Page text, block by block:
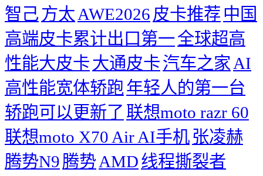
智己 方太 AWE2026 皮卡推荐 中国
高端皮卡累计出口第一全球超高
性能大皮卡大通皮卡汽车之家 AI
高性能宽体轿跑年轻人的第一台
轿跑可以更新了 联想moto razr 60
联想moto X70 Air AI手机张凌赫
腾势N9腾势AMD线程撕裂者